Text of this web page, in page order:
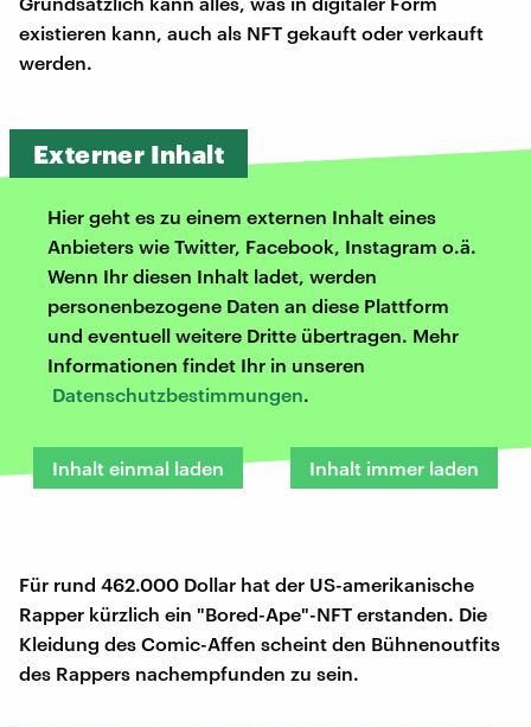
existieren kann, auch als NFT gekauft oder verkauft
werden.
Externer Inhalt
Hier geht es zu einem externen Inhalt eines
Anbieters wie Twitter, Facebook, Instagram o.ä.
Wenn Ihr diesen Inhalt ladet, werden
personenbezogene Daten an diese Plattform
und eventuell weitere Dritte übertragen. Mehr
Informationen findet Ihr in unseren
Datenschutzbestimmungen.
Inhalt einmal laden Inhalt immer laden
Für rund 462.000 Dollar hat der US-amerikanische
Rapper kürzlich ein "Bored-Ape"-NFT erstanden. Die
Kleidung des Comic-Affen scheint den Bühnenoutfits
des Rappers nachempfunden zu sein.